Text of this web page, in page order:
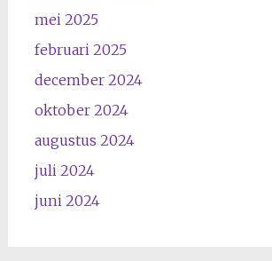
mei 2025
februari 2025
december 2024
oktober 2024
augustus 2024
juli 2024
juni 2024